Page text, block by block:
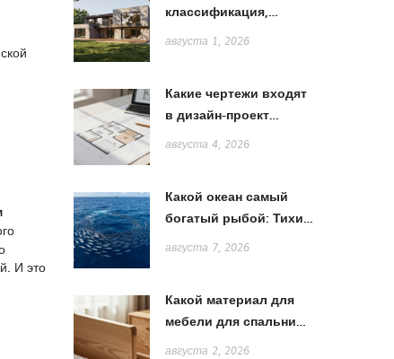
И это
классификация,
особенности и выбор
августа 1, 2026
Какие чертежи входят
в дизайн-проект
квартиры: полный
августа 4, 2026
Какой океан самый
богатый рыбой: Тихий,
Атлантический или
августа 7, 2026
Какой материал для
мебели для спальни
лучше: сравнение
августа 2, 2026